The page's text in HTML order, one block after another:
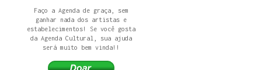
Faço a Agenda de graça, sem
ganhar nada dos artistas e
estabelecimentos! Se você gosta
da Agenda Cultural, sua ajuda
será muito bem vinda!!